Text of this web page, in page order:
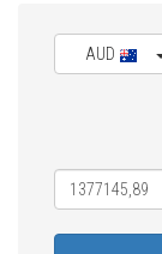
AUD